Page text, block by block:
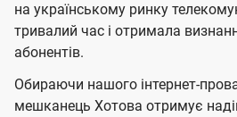
на українському ринку
тривалий час і отримала
абонентів.
Обираючи нашого інтернет-
мешканець Хотова отримує